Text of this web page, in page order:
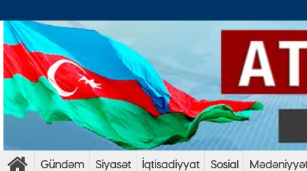
Gündəm Siyasət İqtisadiyyat Sosial